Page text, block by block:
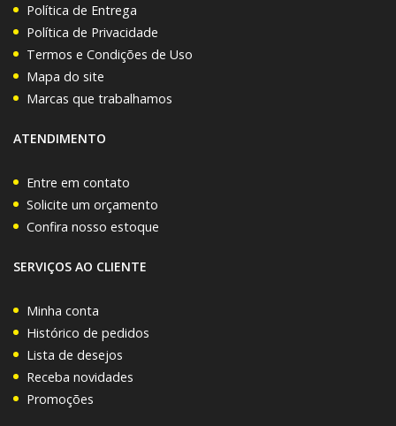
Política de Entrega
Política de Privacidade
Termos e Condições de Uso
Mapa do site
Marcas que trabalhamos
ATENDIMENTO
Entre em contato
Solicite um orçamento
Confira nosso estoque
SERVIÇOS AO CLIENTE
Minha conta
Histórico de pedidos
Lista de desejos
Receba novidades
Promoções